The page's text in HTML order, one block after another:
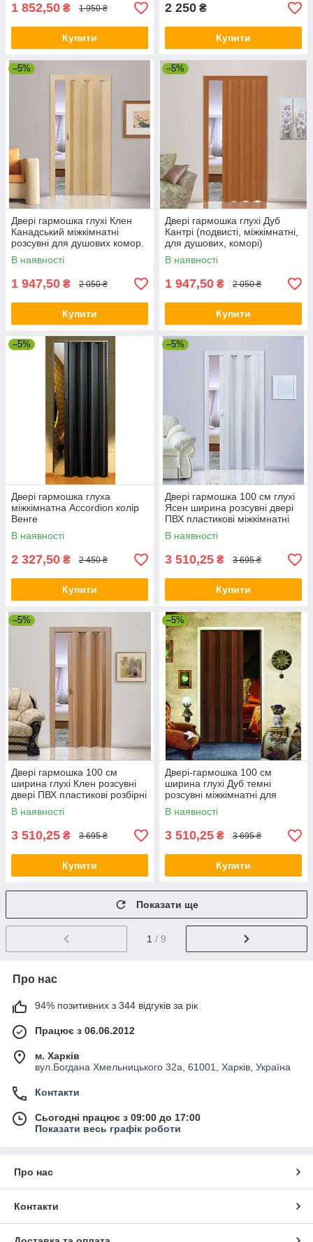
1 852,50 ₴ 1 950 ₴
Купити
2 250 ₴
Купити
–5%
Двері гармошка глухі Клен
Канадський міжкімнатні
розсувні для душових комор.
В наявності
1 947,50 ₴ 2 050 ₴
Купити
–5%
Двері гармошка глухі Дуб
Кантрі (подвисті, міжкімнатні,
для душових, коморі)
В наявності
1 947,50 ₴ 2 050 ₴
Купити
–5%
Двері гармошка глуха
міжкімнатна Accordion колір
Венге
В наявності
2 327,50 ₴ 2 450 ₴
Купити
–5%
Двері гармошка 100 см глухі
Ясен ширина розсувні двері
ПВХ пластикові міжкімнатні
двері складані метр
В наявності
3 510,25 ₴ 3 695 ₴
Купити
–5%
Двері гармошка 100 см
ширина глухі Клен розсувні
двері ПВХ пластикові розбірні
міжкімнатні двері метрові
В наявності
3 510,25 ₴ 3 695 ₴
Купити
–5%
Двері-гармошка 100 см
ширина глухі Дуб темні
розсувні міжкімнатні для
душових, коморі метрові
В наявності
3 510,25 ₴ 3 695 ₴
Купити
Показати ще
1 / 9
Про нас
94% позитивних з 344 відгуків за рік
Працює з 06.06.2012
м. Харків
вул.Богдана Хмельницького 32а, 61001, Харків, Україна
Контакти
Сьогодні працює з 09:00 до 17:00
Показати весь графік роботи
Про нас
Контакти